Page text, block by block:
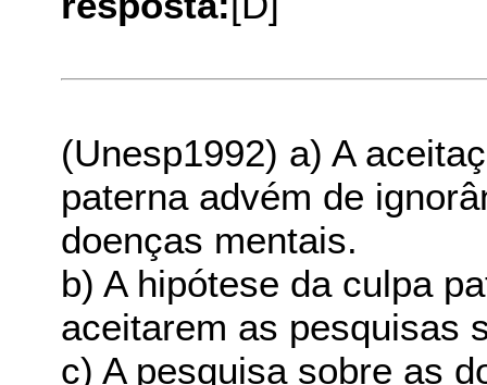
(Unesp1992) a) A
paterna advém de
doenças mentais.
b) A hipótese da culpa
aceitarem as pesquisas
c) A pesquisa sobre as